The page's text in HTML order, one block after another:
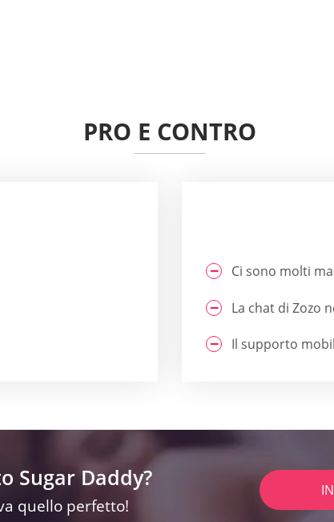
PRO E CONTRO
Ci sono molti
La chat di Zozo
Il supporto
Sugar Daddy?
quello perfetto!